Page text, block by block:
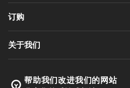
翻新
分销商和专业人士
计算器和应用程序
订购
订购
跟踪订单
关于我们
Manufacturing Wellness
帮助我们改进我们的网站